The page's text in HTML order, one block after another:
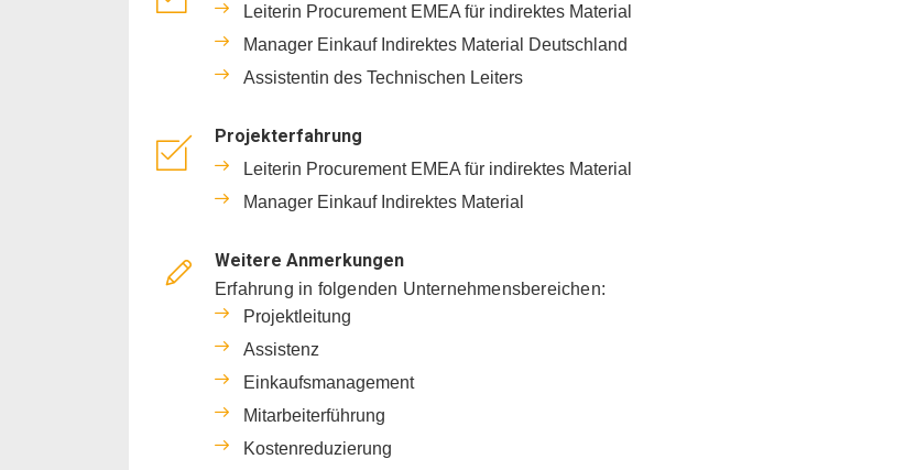
Leiterin Procurement EMEA für indirektes Material
Manager Einkauf Indirektes Material Deutschland
Assistentin des Technischen Leiters
Projekterfahrung
Leiterin Procurement EMEA für indirektes Material
Manager Einkauf Indirektes Material
Weitere Anmerkungen
Erfahrung in folgenden Unternehmensbereichen:
Projektleitung
Assistenz
Einkaufsmanagement
Mitarbeiterführung
Kostenreduzierung